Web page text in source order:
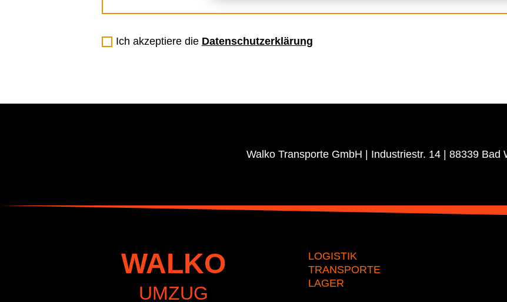
Ich akzeptiere die Datenschutzerklärung
Walko Transporte GmbH | Industriestr. 14 | 88339 Bad
WALKO
UMZUG
LOGISTIK
TRANSPORTE
LAGER